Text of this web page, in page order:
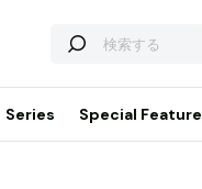
Series Special Feature